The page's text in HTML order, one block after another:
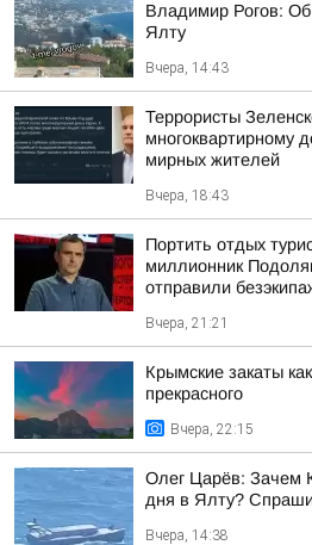
Владимир Рогов:
Ялту
Вчера, 14:43
Террористы
многоквартирному
мирных жителей
Вчера, 18:43
Портить отдых
миллионник
отправили
Вчера, 21:21
Крымские закаты
прекрасного
Вчера, 22:15
Олег Царёв: Зачем
дня в Ялту?
Вчера, 14:38